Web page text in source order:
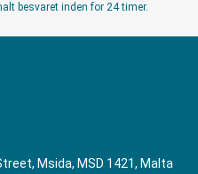
besvaret inden for 24 timer.
Msida, MSD 1421, Malta